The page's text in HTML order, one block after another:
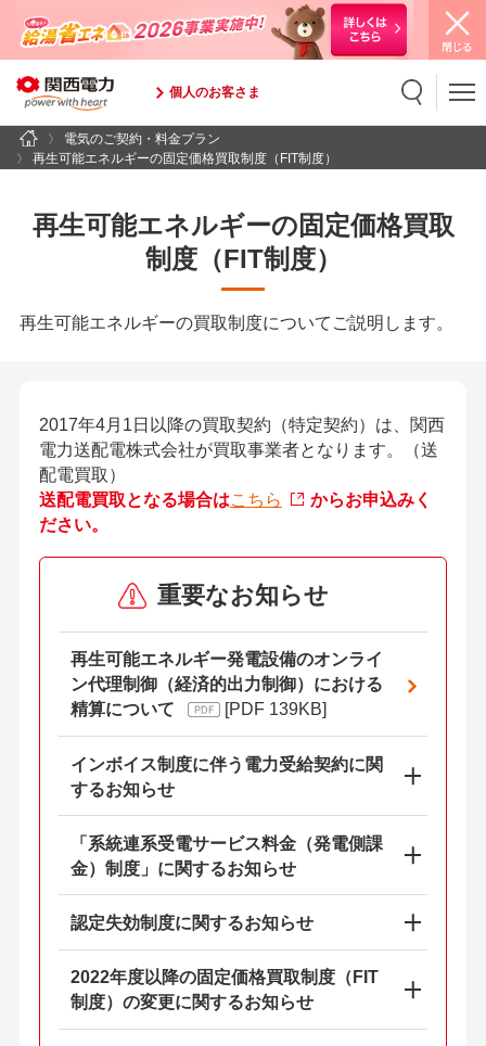
個人のお客さま
検索キーワード入力
電気のご契約・料金プラン
再生可能エネルギーの固定価格買取制度（FIT制度）
再生可能エネルギーの固定価格買取
制度（FIT制度）
再生可能エネルギーの買取制度についてご説明します。
2017年4月1日以降の買取契約（特定契約）は、関西
電力送配電株式会社が買取事業者となります。（送
配電買取）
送配電買取となる場合はこちら
からお申込みく
ださい。
重要なお知らせ
再生可能エネルギー発電設備のオンライ
ン代理制御（経済的出力制御）における
精算について
[PDF 139KB]
インボイス制度に伴う電力受給契約に関
するお知らせ
「系統連系受電サービス料金（発電側課
金）制度」に関するお知らせ
認定失効制度に関するお知らせ
2022年度以降の固定価格買取制度（FIT
制度）の変更に関するお知らせ